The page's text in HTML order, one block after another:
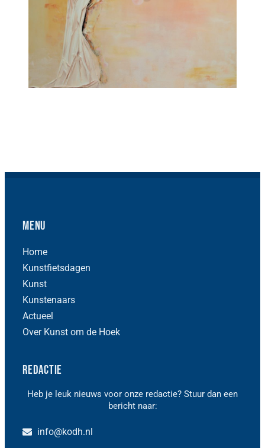
Menu
Home
Kunstfietsdagen
Kunst
Kunstenaars
Actueel
Over Kunst om de Hoek
Redactie
Heb je leuk nieuws voor onze redactie? Stuur dan een
bericht naar:
info@kodh.nl